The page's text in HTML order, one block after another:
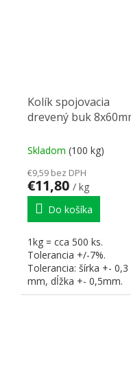
Kolík spojovacia
drevený buk
Skladom (100 kg)
€9,59 bez DPH
€11,80 / kg
Do košíka
1kg = cca 500 ks.
Tolerancia +/-7%.
Tolerancia: šírka +- 0,3
mm, dĺžka +- 0,5mm.